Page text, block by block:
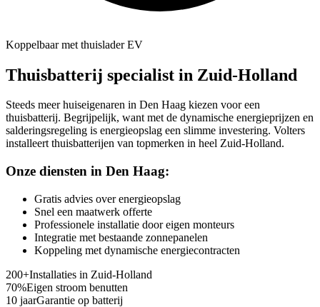
Koppelbaar met thuislader EV
Thuisbatterij specialist in Zuid-Holland
Steeds meer huiseigenaren in Den Haag kiezen voor een
thuisbatterij. Begrijpelijk, want met de dynamische energieprijzen en
salderingsregeling is energieopslag een slimme investering. Volters
installeert thuisbatterijen van topmerken in heel Zuid-Holland.
Onze diensten in Den Haag:
Gratis advies over energieopslag
Snel een maatwerk offerte
Professionele installatie door eigen monteurs
Integratie met bestaande zonnepanelen
Koppeling met dynamische energiecontracten
200+Installaties in Zuid-Holland
70%Eigen stroom benutten
10 jaarGarantie op batterij